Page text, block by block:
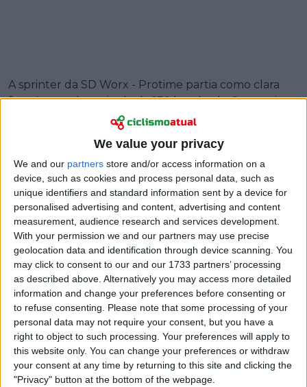
We value your privacy
We and our partners store and/or access information on a
device, such as cookies and process personal data, such as
unique identifiers and standard information sent by a device for
personalised advertising and content, advertising and content
measurement, audience research and services development.
With your permission we and our partners may use precise
geolocation data and identification through device scanning. You
may click to consent to our and our 1733 partners’ processing
as described above. Alternatively you may access more detailed
information and change your preferences before consenting or
to refuse consenting.
Please note that some processing of your
personal data may not require your consent, but you have a
right to object to such processing. Your preferences will apply to
this website only. You can change your preferences or withdraw
your consent at any time by returning to this site and clicking the
"Privacy" button at the bottom of the webpage.
A sprinter da SD Worx - Protime partia como clara
favorita na plana tirada de 139 km desde Cesenatico
e confirmou no risco, lançando o sprint após um
derradeiro lançamento de Barbara Guarischi. Wiebes
cortou a meta em 3:15:37, com Elisa Balsamo em
segundo pela Lidl - Trek e Lara Gillespie em terceiro
pela UAE Team ADQ.
Foi mais uma demonstração da potência final de
Wiebes num dia talhado para as mais rápidas do
pelotão. A etapa inaugural somava apenas cerca de
200 metros de desnível e apontava a um sprint,
embora o caminho até Ravenna estivesse longe de
ser tranquilo.